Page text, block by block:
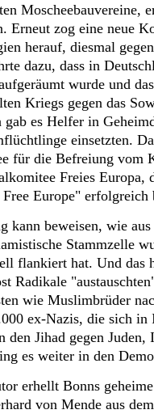
Moscheebauvereine,
Erneut zog eine neue
herauf, diesmal
dazu, dass in
wurde und
Kriegs gegen das
gab es Helfer in
einsetzten.
für die Befreiung vom
Freies Europa,
Europe" erfolgreich
kann beweisen, wie
Stammzelle
flankiert hat. Und das
Radikale
wie Muslimbrüder
ex-Nazis, die sich in
den Jihad gegen
es weiter in den
erhellt Bonns
von Mende aus